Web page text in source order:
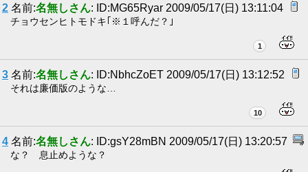
2 名前:名無しさん: ID:MG65Ryar 2009/05/17(日) 13:11:04
チョウセンヒトモドキ｢※１呼んだ？｣
1
3 名前:名無しさん: ID:NbhcZoET 2009/05/17(日) 13:12:52
それは廉価版のような…
10
4 名前:名無しさん: ID:gsY28mBN 2009/05/17(日) 13:20:57
な？ 息止めような？